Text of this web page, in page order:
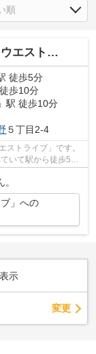
トライブ
徒歩5分
歩10分
」駅 徒歩10分
５丁目2-4
ストライブ」です。
いて駅から徒歩5分
」への
示
変更